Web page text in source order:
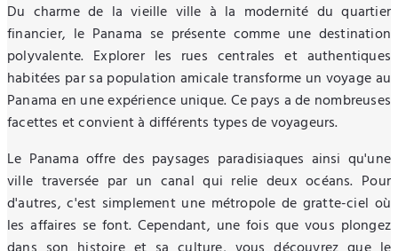
Du charme de la vieille ville à la modernité du quartier
financier, le Panama se présente comme une destination
polyvalente. Explorer les rues centrales et authentiques
habitées par sa population amicale transforme un voyage au
Panama en une expérience unique. Ce pays a de nombreuses
facettes et convient à différents types de voyageurs.
Le Panama offre des paysages paradisiaques ainsi qu'une
ville traversée par un canal qui relie deux océans. Pour
d'autres, c'est simplement une métropole de gratte-ciel où
les affaires se font. Cependant, une fois que vous plongez